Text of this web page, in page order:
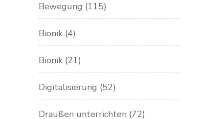
Bewegung (115)
Bionik (4)
Bionik (21)
Digitalisierung (52)
Draußen unterrichten (72)